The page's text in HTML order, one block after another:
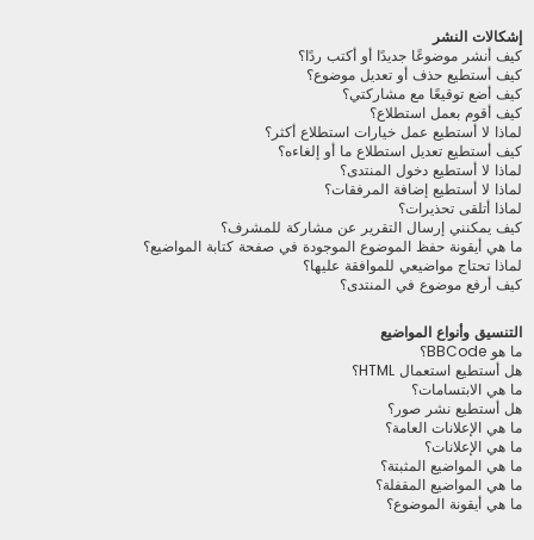
إشكالات النشر
كيف أنشر موضوعًا جديدًا أو أكتب ردًا؟
كيف أستطيع حذف أو تعديل موضوع؟
كيف أضع توقيعًا مع مشاركتي؟
كيف أقوم بعمل استطلاع؟
لماذا لا أستطيع عمل خيارات استطلاع أكثر؟
كيف أستطيع تعديل استطلاع ما أو إلغاءه؟
لماذا لا أستطيع دخول المنتدى؟
لماذا لا أستطيع إضافة المرفقات؟
لماذا أتلقى تحذيرات؟
كيف يمكنني إرسال التقرير عن مشاركة للمشرف؟
ما هي أيقونة حفظ الموضوع الموجودة في صفحة كتابة المواضيع؟
لماذا تحتاج مواضيعي للموافقة عليها؟
كيف أرفع موضوع في المنتدى؟
التنسيق وأنواع المواضيع
ما هو BBCode؟
هل أستطيع استعمال HTML؟
ما هي الابتسامات؟
هل أستطيع نشر صور؟
ما هي الإعلانات العامة؟
ما هي الإعلانات؟
ما هي المواضيع المثبتة؟
ما هي المواضيع المقفلة؟
ما هي أيقونة الموضوع؟